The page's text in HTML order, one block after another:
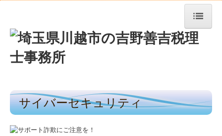
トップページ
TKCシステムQ&A
経営革新等支援機関とは
経営改善オンデマンド講座
サイバーセキュリティ